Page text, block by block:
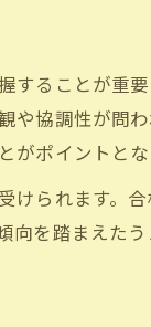
ることが重
協調性が問
ポイントとな
られます。
を踏まえた